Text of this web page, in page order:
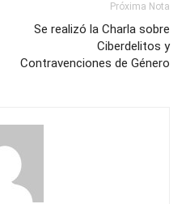
Próxima Nota
Se realizó la Charla sobre
Ciberdelitos y
Contravenciones de Género